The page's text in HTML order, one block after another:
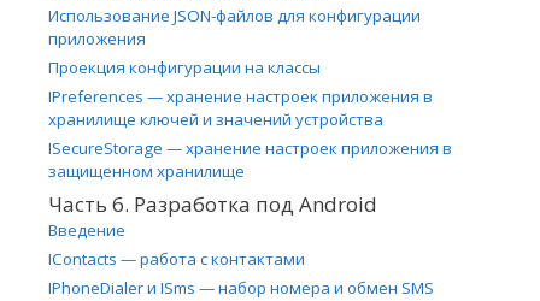
Использование JSON-файлов для конфигурации
приложения
Проекция конфигурации на классы
IPreferences — хранение настроек приложения в
хранилище ключей и значений устройства
ISecureStorage — хранение настроек приложения в
защищенном хранилище
Часть 6. Разработка под Android
Введение
IContacts — работа с контактами
IPhoneDialer и ISms — набор номера и обмен SMS